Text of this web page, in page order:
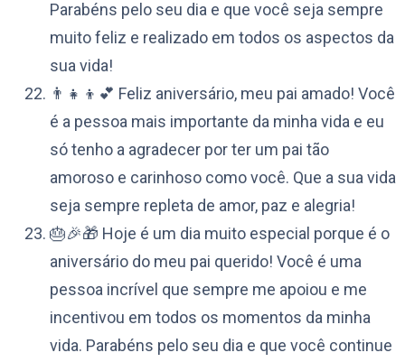
Parabéns pelo seu dia e que você seja sempre
muito feliz e realizado em todos os aspectos da
sua vida!
👨‍👧‍👦💕 Feliz aniversário, meu pai amado! Você
é a pessoa mais importante da minha vida e eu
só tenho a agradecer por ter um pai tão
amoroso e carinhoso como você. Que a sua vida
seja sempre repleta de amor, paz e alegria!
🎂🎉🎁 Hoje é um dia muito especial porque é o
aniversário do meu pai querido! Você é uma
pessoa incrível que sempre me apoiou e me
incentivou em todos os momentos da minha
vida. Parabéns pelo seu dia e que você continue